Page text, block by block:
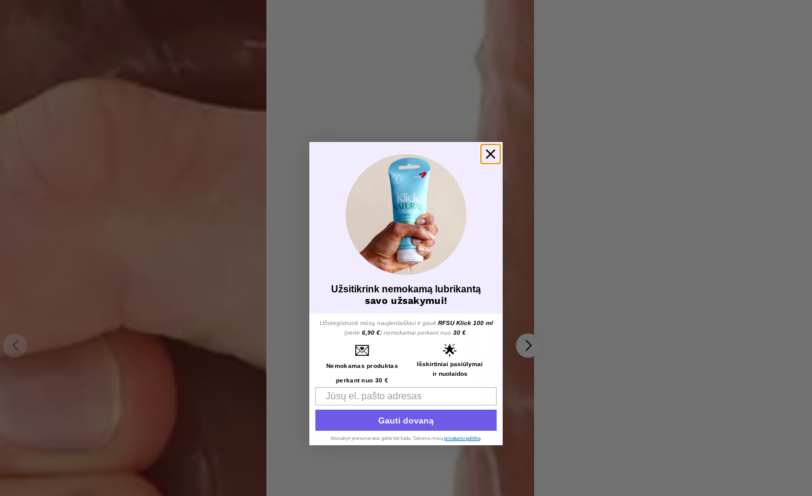
Užsitikrink nemokamą lubrikantą
savo užsakymui!
Užsiregistruok mūsų naujienlaiškiui ir gauk RFSU Klick 100 ml
(vertė 6,90 €) nemokamai perkant nuo 30 €
💌
Nemokamas produktas
perkant nuo 30 €
🌟
Išskirtiniai pasiūlymai
ir nuolaidos
Email
Gauti dovaną
Atsisakyti prenumeratos galite bet kada. Taikoma mūsų privatumo politika.​